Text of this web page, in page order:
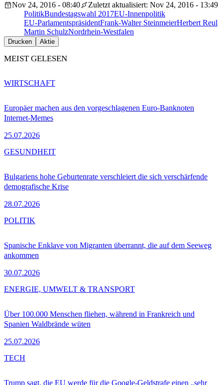
Nov 24, 2016 - 08:40
Zuletzt aktualisiert: Nov 24, 2016 - 13:49
PolitikBundestagswahl 2017EU-Innenpolitik
EU-ParlamentspräsidentFrank-Walter SteinmeierHerbert Reul
Martin SchulzNordrhein-Westfalen
Drucken Aktie
MEIST GELESEN
Europäer machen aus den vorgeschlagenen Euro-Banknoten
Internet-Memes
25.07.2026
WIRTSCHAFT
Bulgariens hohe Geburtenrate verschleiert die sich verschärfende
demografische Krise
28.07.2026
GESUNDHEIT
Spanische Enklave von Migranten überrannt, die auf dem Seeweg
ankommen
30.07.2026
POLITIK
Über 100.000 Menschen fliehen, während in Frankreich und
Spanien Waldbrände wüten
25.07.2026
ENERGIE, UMWELT & TRANSPORT
Trump sagt, die EU werde für die Google-Geldstrafe einen „sehr
TECH